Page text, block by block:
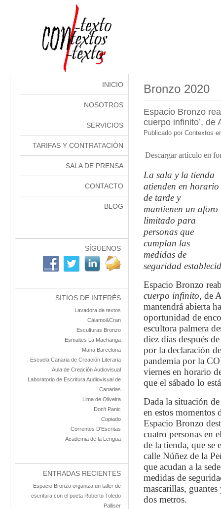
INICIO
NOSOTROS
SERVICIOS
TARIFAS Y CONTRATACIÓN
SALA DE PRENSA
CONTACTO
BLOG
SÍGUENOS
SITIOS DE INTERÉS
Lavadora de textos
Cálamo&Cran
Esculturas Bronzo
Esmaltes La Machanga
Maná Barcelona
Escuela Canaria de Creación Literaria
Aula de Creación Audiovisual
Laboratorio de Escritura Audiovisual de
Canarias
Lima de Oliveira
Don't Panic
Copiado
Correntes D'Escritas
Academia de la Lengua
ENTRADAS RECIENTES
Espacio Bronzo organiza un taller de
escritura con el poeta Roberto Toledo
Palliser
Bronzo 2020
Espacio Bronzo
cuerpo infinito’, de
Publicado por Contextos
Descargar artículo en
La sala y la tienda
atienden en horario
de tarde y
mantienen un aforo
limitado para
personas que
cumplan las
medidas de
seguridad
Espacio Bronzo
cuerpo infinito, de
mantendrá abierta
oportunidad de
escultora palmera
diez días después
por la declaración
pandemia por la
viernes en horario
que el sábado lo
Dada la situación
en estos momentos
Espacio Bronzo
cuatro personas en
de la tienda, que se
calle Núñez de la
que acudan a la
medidas de
mascarillas,
dos metros.